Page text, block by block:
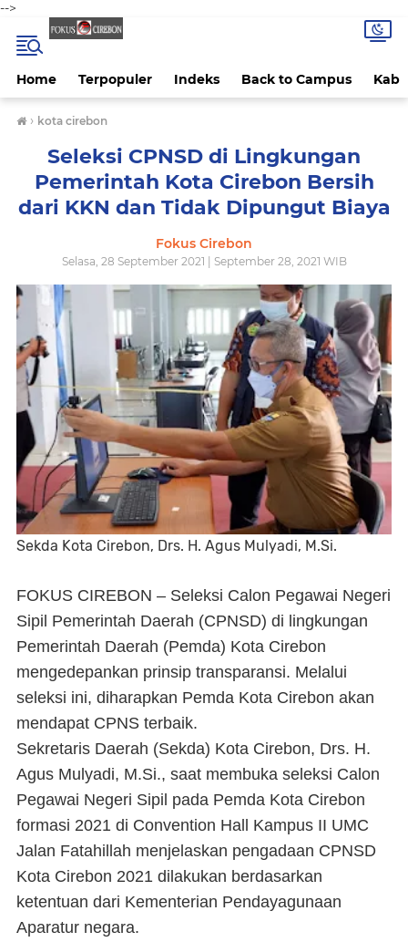
-->
Home Terpopuler Indeks Back to Campus Kab
› kota cirebon
Seleksi CPNSD di Lingkungan
Pemerintah Kota Cirebon Bersih
dari KKN dan Tidak Dipungut Biaya
Fokus Cirebon
Selasa, 28 September 2021 | September 28, 2021 WIB
Sekda Kota Cirebon, Drs. H. Agus Mulyadi, M.Si.
FOKUS CIREBON – Seleksi Calon Pegawai Negeri
Sipil Pemerintah Daerah (CPNSD) di lingkungan
Pemerintah Daerah (Pemda) Kota Cirebon
mengedepankan prinsip transparansi. Melalui
seleksi ini, diharapkan Pemda Kota Cirebon akan
mendapat CPNS terbaik.
Sekretaris Daerah (Sekda) Kota Cirebon, Drs. H.
Agus Mulyadi, M.Si., saat membuka seleksi Calon
Pegawai Negeri Sipil pada Pemda Kota Cirebon
formasi 2021 di Convention Hall Kampus II UMC
Jalan Fatahillah menjelaskan pengadaan CPNSD
Kota Cirebon 2021 dilakukan berdasarkan
ketentuan dari Kementerian Pendayagunaan
Aparatur negara.